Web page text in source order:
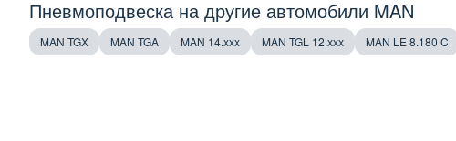
Пневмоподвеска на другие автомобили MAN
MAN TGX MAN TGA MAN 14.xxx MAN TGL 12.ххх MAN LE 8.180 C